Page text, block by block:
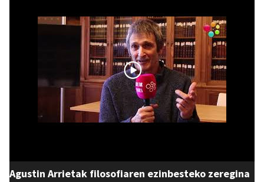
Agustin Arrietak filosofiaren ezinbesteko zeregina